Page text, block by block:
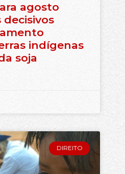
agosto
indígenas
soja
DIREITO